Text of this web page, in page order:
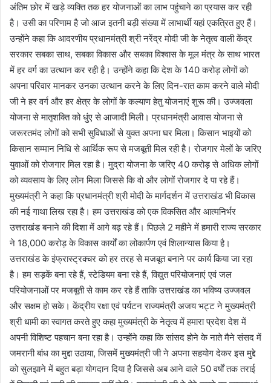
अंतिम छोर में खड़े व्यक्ति तक हर योजनाओं का लाभ पहुंचाने का प्रयास कर रही
है। उसी का परिणाम है जो आज इतनी बड़ी संख्या में लाभार्थी यहां एकत्रित हुए हैं।
उन्होंने कहा कि आदरणीय प्रधानमंत्री श्री नरेंद्र मोदी जी के नेतृत्व वाली केंद्र
सरकार सबका साथ, सबका विकास और सबका विश्वास के मूल मंत्र के साथ भारत
में हर वर्ग का उत्थान कर रही है। उन्होंने कहा कि देश के 140 करोड़ लोगों को
अपना परिवार मानकर उनका उत्थान करने के लिए दिन-रात काम करने वाले मोदी
जी ने हर वर्ग और हर क्षेत्र के लोगों के कल्याण हेतु योजनाएं शुरू की। उज्जवला
योजना से मातृशक्ति को धुंए से आजादी मिली। प्रधानमंत्री आवास योजना से
जरूरतमंद लोगों को सभी सुविधाओं से युक्त अपना घर मिला। किसान भाइयों को
किसान सम्मान निधि से आर्थिक रूप से मजबूती मिल रही है। रोजगार मेलों के जरिए
युवाओं को रोजगार मिल रहा है। मुद्रा योजना के जरिए 40 करोड़ से अधिक लोगों
को व्यवसाय के लिए लोन मिला जिससे कि वो और लोगों रोजगार दे पा रहे हैं।
मुख्यमंत्री ने कहा कि प्रधानमंत्री श्री मोदी के मार्गदर्शन में उत्तराखंड भी विकास
की नई गाथा लिख रहा है। हम उत्तराखंड को एक विकसित और आत्मनिर्भर
उत्तराखंड बनाने की दिशा में आगे बढ़ रहे हैं। पिछले 2 महीने में हमारी राज्य सरकार
ने 18,000 करोड़ के विकास कार्यों का लोकार्पण एवं शिलान्यास किया है।
उत्तराखंड के इंफ्रास्ट्रक्चर को हर तरह से मजबूत बनाने पर कार्य किया जा रहा
है। हम सड़कें बना रहे हैं, स्टेडियम बना रहे हैं, विद्युत परियोजनाएं एवं जल
परियोजनाओं पर मजबूती से काम कर रहे हैं ताकि उत्तराखंड का भविष्य उज्जवल
और सक्षम हो सके। केंद्रीय रक्षा एवं पर्यटन राज्यमंत्री अजय भट्ट ने मुख्यमंत्री
श्री धामी का स्वागत करते हुए कहा मुख्यमंत्री के नेतृत्व में हमारा प्रदेश देश में
अपनी विशिष्ट पहचान बना रहा है। उन्होंने कहा कि सांसद होने के नाते मैने संसद में
जमरानी बांध का मुद्दा उठाया, जिसमें मुख्यमंत्री जी ने अपना सहयोग देकर इस मुद्दे
को सुलझाने में बहुत बड़ा योगदान दिया है जिससे अब आने वाले 50 वर्षों तक तराई